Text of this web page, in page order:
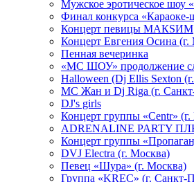
Мужское эротическое шоу
Финал конкурса «Караоке-
Концерт певицы МАКSИМ
Концерт Евгения Осина (г.
Пенная вечеринка
«МС ШОУ» продолжение
Halloween (Dj Ellis Sexton
МС Жан и Dj Riga (г.
DJ's girls
Концерт группы «Centr»
ADRENALINE PARTY
Концерт группы
DVJ Electra (г. Москва)
Певец «Шура» (г. Москва)
Группа «KREC» (г. Санкт-